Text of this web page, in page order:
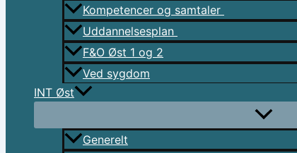
Kompetencer og samtaler
Uddannelsesplan
F&O Øst 1 og 2
Ved sygdom
INT Øst
Generelt